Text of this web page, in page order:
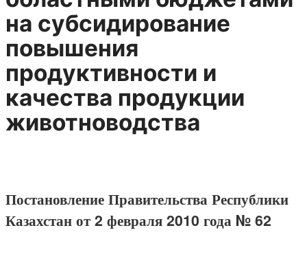
на субсидирование
повышения
продуктивности и
качества продукции
животноводства
Постановление Правительства Республики
Казахстан от 2 февраля 2010 года № 62